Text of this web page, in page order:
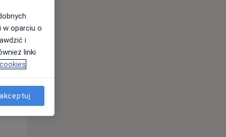
Wt,
11 Sie
w oparciu o
i
linki